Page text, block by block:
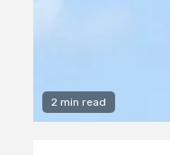
2 min read